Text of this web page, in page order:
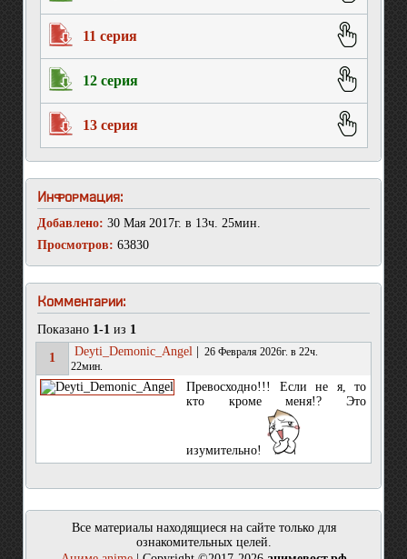
11 серия
12 серия
13 серия
Информация:
Добавлено: 30 Мая 2017г. в 13ч. 25мин.
Просмотров: 63830
Комментарии:
Показано 1-1 из 1
1 Deyti_Demonic_Angel
26 Февраля 2026г. в 22ч.
22мин.
Превосходно!!! Если не я, то
кто кроме меня!? Это
изумительно!
Все материалы находящиеся на сайте только для
ознакомительных целей.